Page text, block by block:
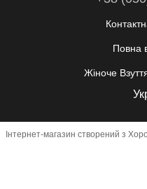
Повна
Жіноче
Інтернет-магазин створений з